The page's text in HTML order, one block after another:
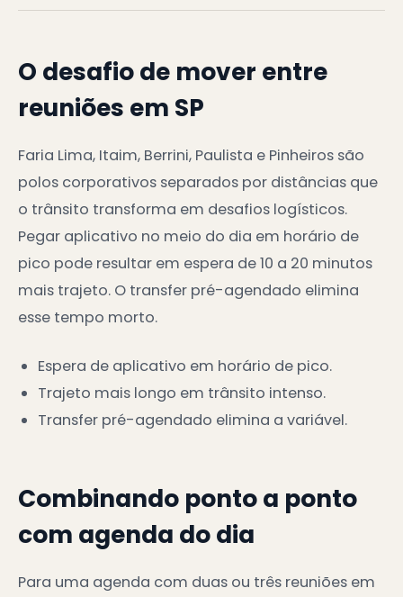
O desafio de mover entre
reuniões em SP
Faria Lima, Itaim, Berrini, Paulista e Pinheiros são
polos corporativos separados por distâncias que
o trânsito transforma em desafios logísticos.
Pegar aplicativo no meio do dia em horário de
pico pode resultar em espera de 10 a 20 minutos
mais trajeto. O transfer pré-agendado elimina
esse tempo morto.
Espera de aplicativo em horário de pico.
Trajeto mais longo em trânsito intenso.
Transfer pré-agendado elimina a variável.
Combinando ponto a ponto
com agenda do dia
Para uma agenda com duas ou três reuniões em